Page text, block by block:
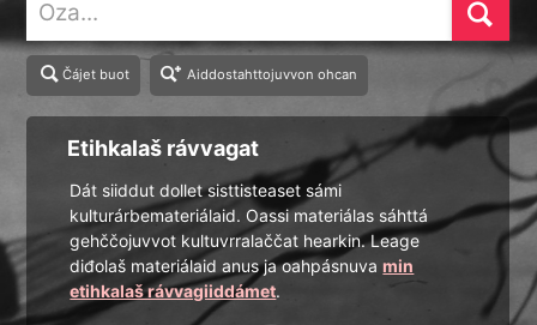
Čájet buot Aiddostahttojuvvon ohcan
Etihkalaš rávvagat
Dát siiddut dollet sisttisteaset sámi
kulturárbemateriálaid. Oassi materiálas sáhttá
gehččojuvvot kultuvrralaččat hearkin. Leage
diđolaš materiálaid anus ja oahpásnuvamin
etihkalaš rávvagiiddámet.